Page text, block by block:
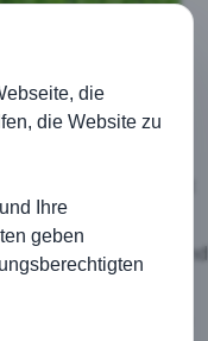
1:3 (85.)
Niederlage der
gehörte der TSG,
die jedoch allesamt
kam dann die
Einen
die Gäste eiskalt und
beirren und hatte
bis zur Halbzeit
recht bald die kalte
die
die Website zu
Ihre
geben